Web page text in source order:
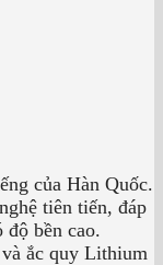
của Hàn Quốc.
tiên tiến, đáp
độ bền cao.
ắc quy Lithium